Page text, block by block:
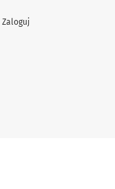
Zaloguj